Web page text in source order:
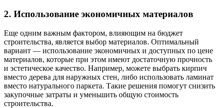
2. Использование экономичных материалов
Еще одним важным фактором, влияющим на бюджет
строительства, является выбор материалов. Оптимальный
вариант — использование экономичных и доступных по цене
материалов, которые при этом имеют достаточную прочность
и эстетическое качество. Например, можете выбрать кирпич
вместо дерева для наружных стен, либо использовать ламинат
вместо натурального паркета. Такие решения помогут снизить
закупочные затраты и уменьшить общую стоимость
строительства.